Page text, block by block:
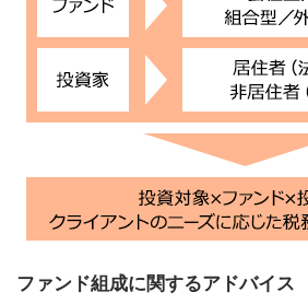
ファンド組成に関するアドバイス